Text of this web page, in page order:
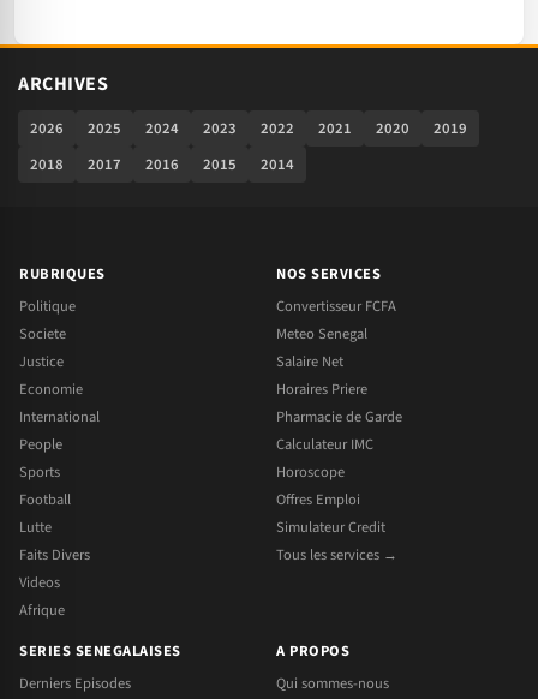
ARCHIVES
2026 2025 2024 2023 2022 2021 2020
2019
2018
2017 2016 2015 2014
RUBRIQUES
Politique
Societe
Justice
Economie
International
People
Sports
Football
Lutte
Faits Divers
Videos
Afrique
NOS SERVICES
Convertisseur FCFA
Meteo Senegal
Salaire Net
Horaires Priere
Pharmacie de Garde
Calculateur IMC
Horoscope
Offres Emploi
Simulateur Credit
Tous les services →
SERIES SENEGALAISES
Derniers Episodes
A PROPOS
Qui sommes-nous